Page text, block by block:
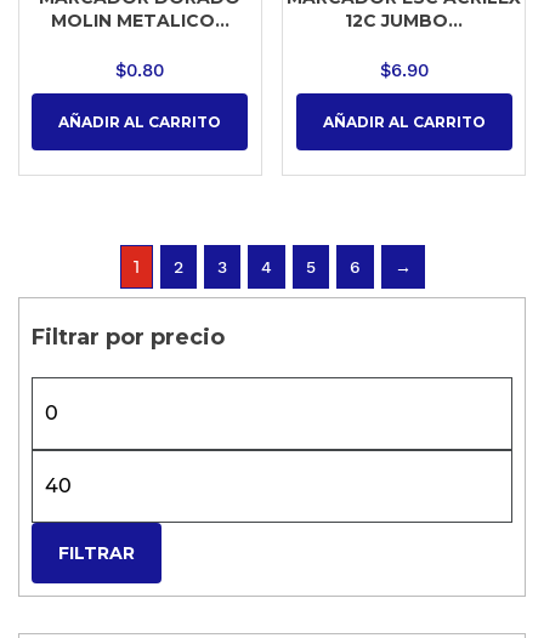
MOLIN METALICO...
$0.80
AÑADIR AL CARRITO
12C JUMBO...
$6.90
AÑADIR AL CARRITO
1 2 3 4 5 6 →
Filtrar por precio
FILTRAR